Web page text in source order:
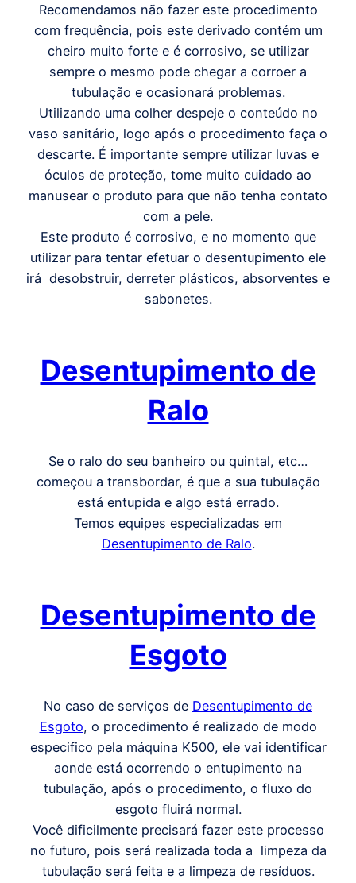
Recomendamos não fazer este procedimento
com frequência, pois este derivado contém um
cheiro muito forte e é corrosivo, se utilizar
sempre o mesmo pode chegar a corroer a
tubulação e ocasionará problemas.
Utilizando uma colher despeje o conteúdo no
vaso sanitário, logo após o procedimento faça o
descarte. É importante sempre utilizar luvas e
óculos de proteção, tome muito cuidado ao
manusear o produto para que não tenha contato
com a pele.
Este produto é corrosivo, e no momento que
utilizar para tentar efetuar o desentupimento ele
irá desobstruir, derreter plásticos, absorventes e
sabonetes.
Desentupimento de
Ralo
Se o ralo do seu banheiro ou quintal, etc…
começou a transbordar, é que a sua tubulação
está entupida e algo está errado.
Temos equipes especializadas em
Desentupimento de Ralo.
Desentupimento de
Esgoto
No caso de serviços de Desentupimento de
Esgoto, o procedimento é realizado de modo
especifico pela máquina K500, ele vai identificar
aonde está ocorrendo o entupimento na
tubulação, após o procedimento, o fluxo do
esgoto fluirá normal.
Você dificilmente precisará fazer este processo
no futuro, pois será realizada toda a limpeza da
tubulação será feita e a limpeza de resíduos.